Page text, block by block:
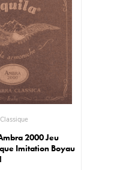
Cordes guitare - Classique
2000 Jeu
Imitation Boyau